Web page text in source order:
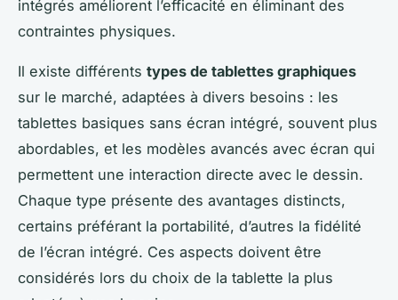
intégrés améliorent l’efficacité en éliminant des
contraintes physiques.
Il existe différents types de tablettes graphiques
sur le marché, adaptées à divers besoins : les
tablettes basiques sans écran intégré, souvent plus
abordables, et les modèles avancés avec écran qui
permettent une interaction directe avec le dessin.
Chaque type présente des avantages distincts,
certains préférant la portabilité, d’autres la fidélité
de l’écran intégré. Ces aspects doivent être
considérés lors du choix de la tablette la plus